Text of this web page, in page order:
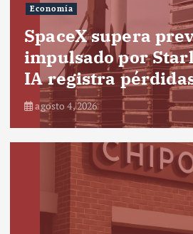
Economía
SpaceX supera
impulsado por
IA registra
agosto 4, 2026